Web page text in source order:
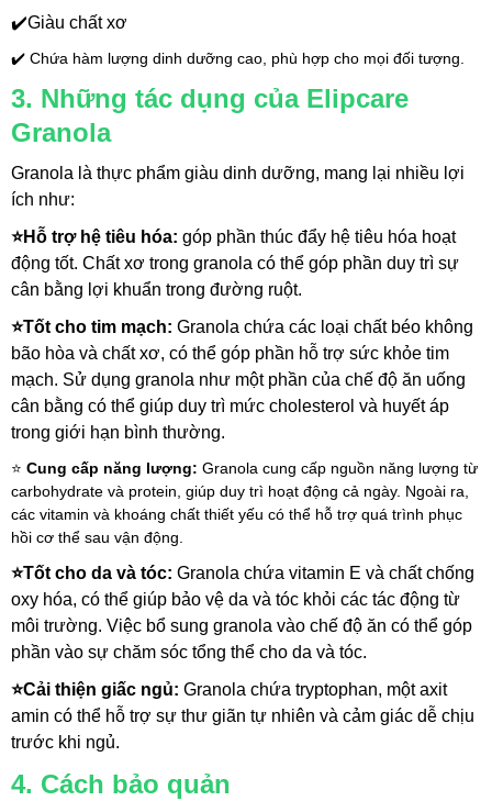
✔️Giàu chất xơ
✔️ Chứa hàm lượng dinh dưỡng cao, phù hợp cho mọi đối tượng.
3. Những tác dụng của Elipcare
Granola
Granola là thực phẩm giàu dinh dưỡng, mang lại nhiều lợi
ích như:
⭐Hỗ trợ hệ tiêu hóa: góp phần thúc đẩy hệ tiêu hóa hoạt
động tốt. Chất xơ trong granola có thể góp phần duy trì sự
cân bằng lợi khuẩn trong đường ruột.
⭐Tốt cho tim mạch: Granola chứa các loại chất béo không
bão hòa và chất xơ, có thể góp phần hỗ trợ sức khỏe tim
mạch. Sử dụng granola như một phần của chế độ ăn uống
cân bằng có thể giúp duy trì mức cholesterol và huyết áp
trong giới hạn bình thường.
⭐ Cung cấp năng lượng: Granola cung cấp nguồn năng lượng từ
carbohydrate và protein, giúp duy trì hoạt động cả ngày. Ngoài ra,
các vitamin và khoáng chất thiết yếu có thể hỗ trợ quá trình phục
hồi cơ thể sau vận động.
⭐Tốt cho da và tóc: Granola chứa vitamin E và chất chống
oxy hóa, có thể giúp bảo vệ da và tóc khỏi các tác động từ
môi trường. Việc bổ sung granola vào chế độ ăn có thể góp
phần vào sự chăm sóc tổng thể cho da và tóc.
⭐Cải thiện giấc ngủ: Granola chứa tryptophan, một axit
amin có thể hỗ trợ sự thư giãn tự nhiên và cảm giác dễ chịu
trước khi ngủ.
4. Cách bảo quản